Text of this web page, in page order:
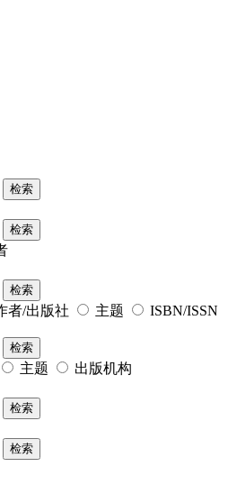
检索
检索
检索
者/出版社 主题
ISBN/ISSN
检索
主题
出版机构
检索
检索